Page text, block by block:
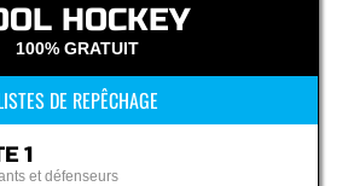
HOCKEY
100% GRATUIT
DE REPÊCHAGE
1
et défenseurs